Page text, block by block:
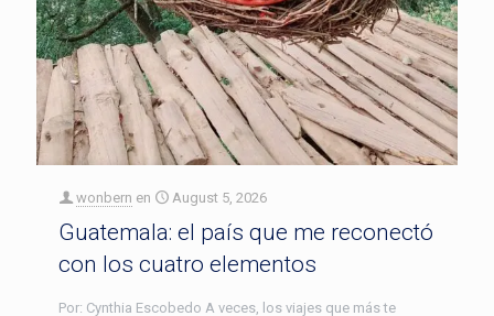
wonbern en August 5, 2026
Guatemala: el país que me reconectó
con los cuatro elementos
Por: Cynthia Escobedo A veces, los viajes que más te